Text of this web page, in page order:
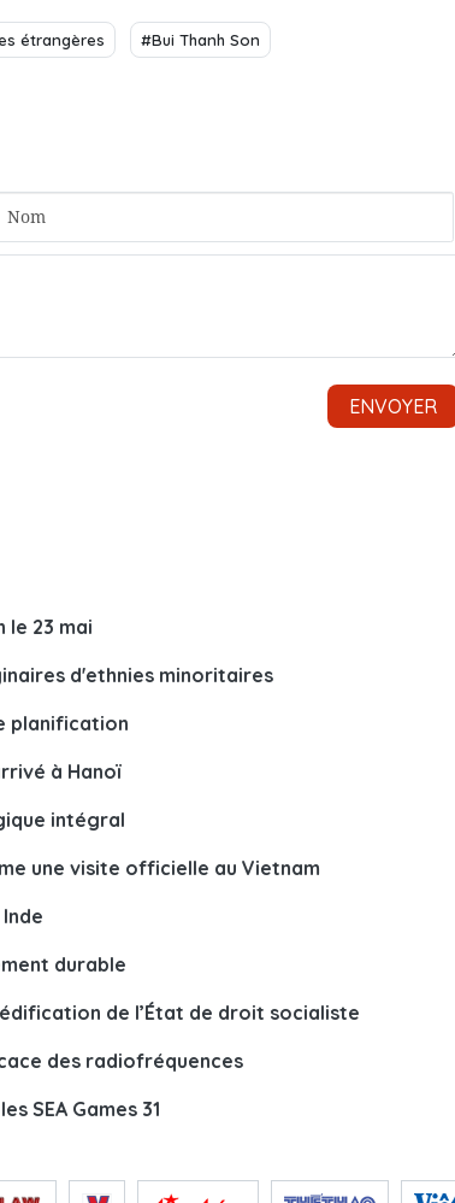
étrangères #Bui Thanh Son
le 23 mai
d'ethnies minoritaires
planification
à Hanoï
intégral
une visite officielle au Vietnam
durable
de l’État de droit socialiste
des radiofréquences
SEA Games 31